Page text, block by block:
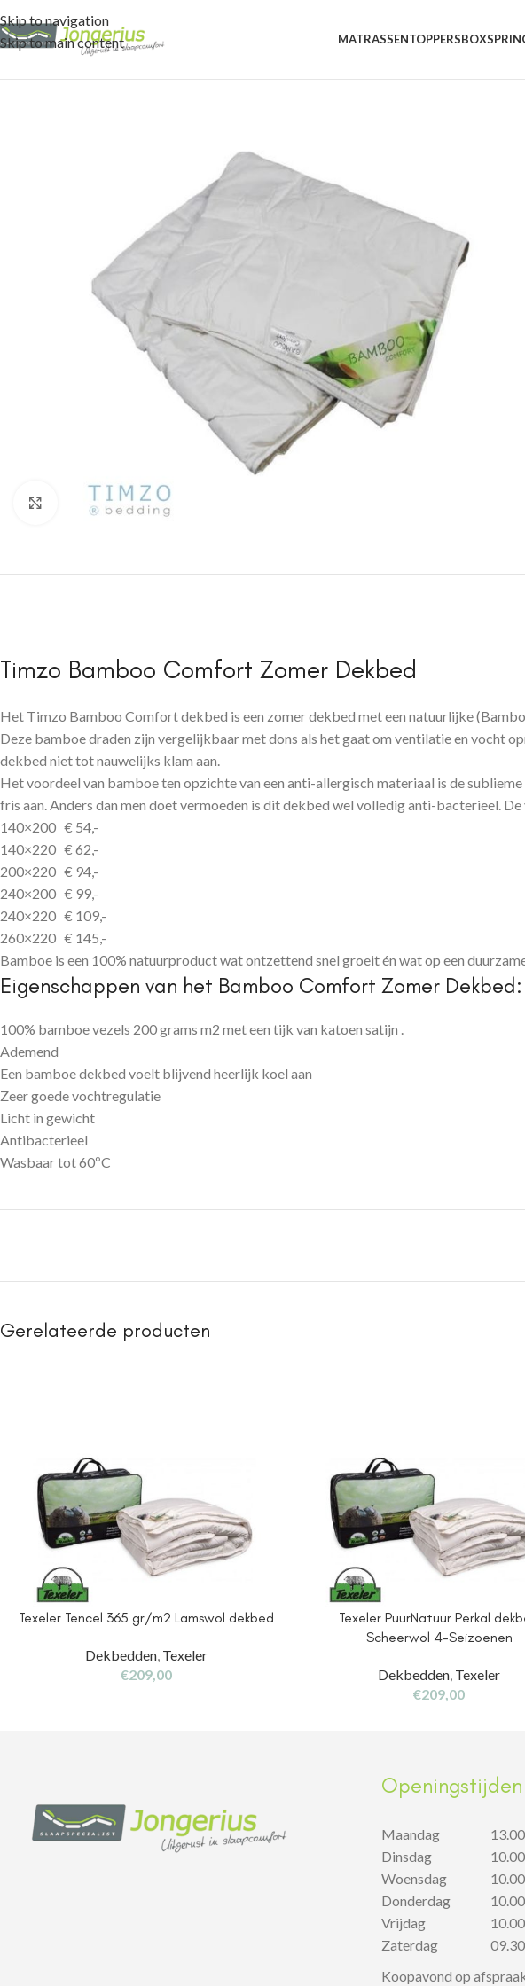
Skip to navigation
Skip to main content
MATRASSENTOPPERS
Click to enlarge
Timzo Bamboo Comfort Zomer Dekbed
Het Timzo Bamboo Comfort dekbed is een zomer dekbed met een natuurlijke
Deze bamboe draden zijn vergelijkbaar met dons als het gaat om ventilatie en vocht
dekbed niet tot nauwelijks klam aan.
Het voordeel van bamboe ten opzichte van een anti-allergisch materiaal is de
fris aan. Anders dan men doet vermoeden is dit dekbed wel volledig anti-bacterieel.
140×200 € 54,-
140×220 € 62,-
200×220 € 94,-
240×200 € 99,-
240×220 € 109,-
260×220 € 145,-
Bamboe is een 100% natuurproduct wat ontzettend snel groeit én wat op een
Eigenschappen van het Bamboo Comfort Zomer Dekbed:
100% bamboe vezels 200 grams m2 met een tijk van katoen satijn .
Ademend
Een bamboe dekbed voelt blijvend heerlijk koel aan
Zeer goede vochtregulatie
Licht in gewicht
Antibacterieel
Wasbaar tot 60ºC
Gerelateerde producten
Texeler Tencel 365 gr/m2 Lamswol dekbed
Dekbedden, Texeler
€209,00
Texeler PuurNatuur Perkal
Scheerwol 4-Seizoenen
Dekbedden, Texeler
€209,00
Maandag
Dinsdag
Woensdag
Donderdag
Vrijdag
Zaterdag
Koopavond op